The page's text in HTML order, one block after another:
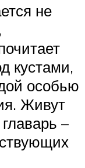
не
кустами,
особью
Живут
–